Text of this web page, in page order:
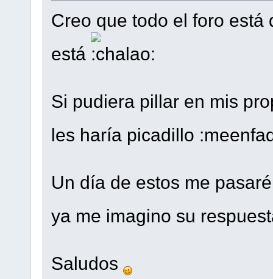
Creo que todo el foro
está
Si pudiera pillar en mis
les haría picadillo
Un día de estos me
ya me imagino su
Saludos